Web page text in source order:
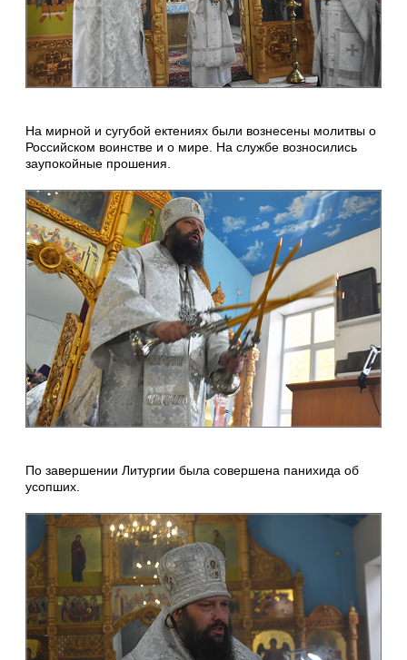
На мирной и сугубой ектениях были вознесены молитвы о
Российском воинстве и о мире. На службе возносились
заупокойные прошения.
По завершении Литургии была совершена панихида об
усопших.